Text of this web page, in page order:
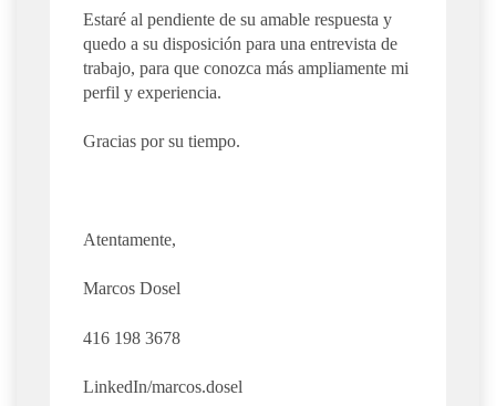
Estaré al pendiente de su amable respuesta y
quedo a su disposición para una entrevista de
trabajo, para que conozca más ampliamente mi
perfil y experiencia.
Gracias por su tiempo.
Atentamente,
Marcos Dosel
416 198 3678
LinkedIn/marcos.dosel